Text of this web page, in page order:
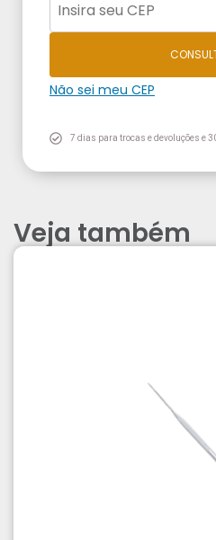
Não sei meu CEP
7 dias para trocas e devoluções e
Veja também